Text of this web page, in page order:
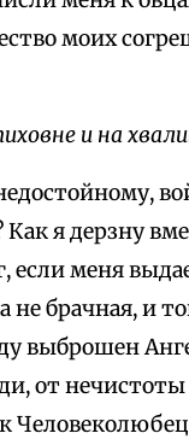
моих
и на
я дерзну
если меня
не брачная, и
выброшен
от